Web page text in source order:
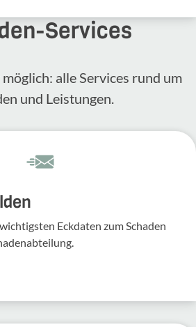
​Services
alle Services rund um
und Leis­tungen.
Eckdaten zum Schaden